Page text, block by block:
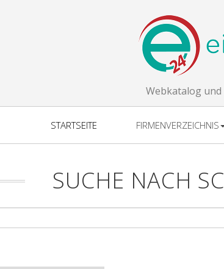
Webkatalog
STARTSEITE FIRMENVERZEICHNIS
SUCHE NACH